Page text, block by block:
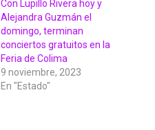
Con Lupillo Rivera hoy y
Alejandra Guzmán el
domingo, terminan
conciertos gratuitos en la
Feria de Colima
9 noviembre, 2023
En "Estado"